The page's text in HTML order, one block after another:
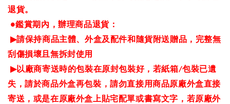
退貨。
●鑑賞期內，辦理商品退貨：
▶請保持商品主體、外盒及配件和隨貨附送贈品，完整無
刮傷損壞且無拆封使用
▶以廠商寄送時的包裝在原封包裝好，若紙箱/包裝已遺
失，請於商品外盒再包裝，請勿直接用商品原廠外盒直接
寄送，或是在原廠外盒上貼宅配單或書寫文字，若原廠外